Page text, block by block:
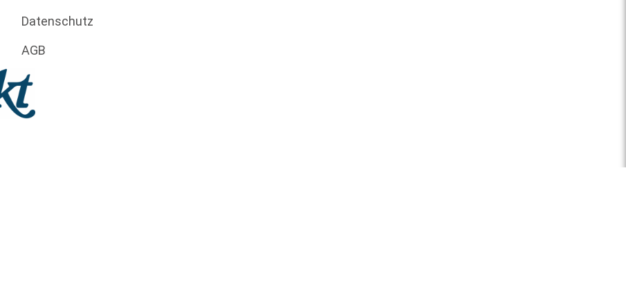
Datenschutz
AGB